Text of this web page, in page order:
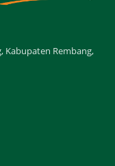
Kabupaten Rembang,